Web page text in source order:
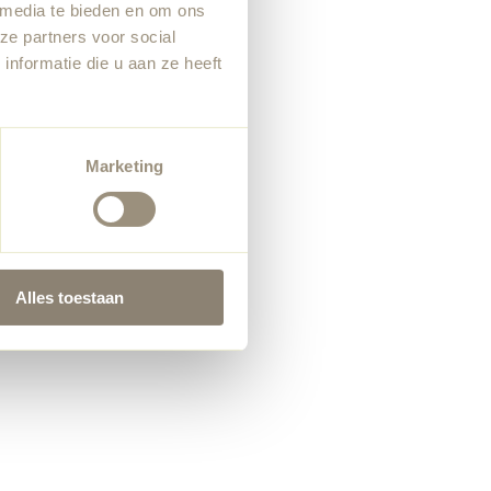
te bieden en om ons
partners voor social
die u aan ze heeft
Marketing
Alles toestaan